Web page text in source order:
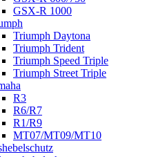
GSX-R 1000
Triumph Daytona
Triumph Trident
Triumph Speed Triple
Triumph Street Triple
R3
R6/R7
R1/R9
MT07/MT09/MT10